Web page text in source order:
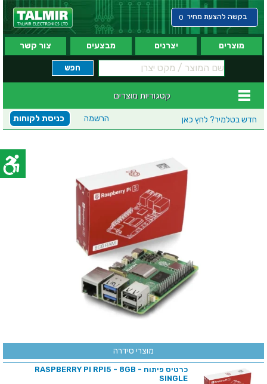
בקשה להצעת מחיר 0
מוצרים יצרנים מבצעים צור קשר
קטגוריות מוצרים
חדש בטלמיר? לחץ כאן כניסת לקוחות הרשמה
מוצרי סידרה
כרטיס פיתוח - RASPBERRY PI RPI5 - 8GB
SINGLE